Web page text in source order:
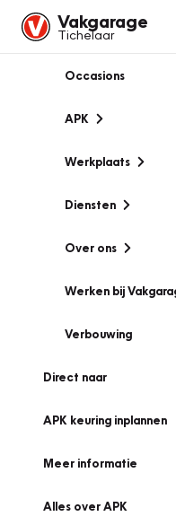
Vakgarage
Tichelaar
Occasions
APK
Werkplaats
Diensten
Over ons
Werken bij
Verbouwing
Direct naar
APK keuring inplannen
Meer informatie
Alles over APK